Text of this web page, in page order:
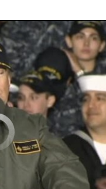
available